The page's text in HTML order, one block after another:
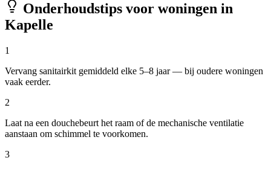
Onderhoudstips voor woningen in
Kapelle
1
Vervang sanitairkit gemiddeld elke 5–8 jaar — bij oudere woningen
vaak eerder.
2
Laat na een douchebeurt het raam of de mechanische ventilatie
aanstaan om schimmel te voorkomen.
3